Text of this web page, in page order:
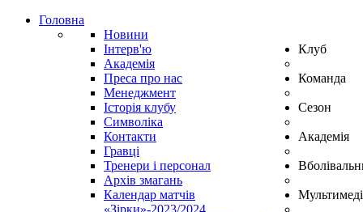
Головна
Новини
Інтерв'ю
Академія
Преса про нас
Клуб
Менеджмент
Історія клубу
Символіка
Контакти
Команда
Гравці
Тренери і персонал
Архів змагань
Сезон
Календар матчів
«Зірки»-2023/2024
Академія